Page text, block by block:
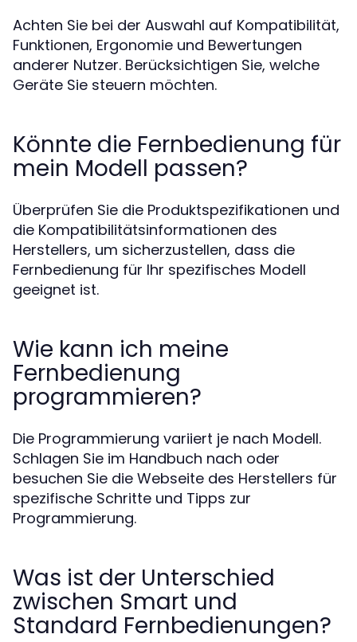
Achten Sie bei der Auswahl auf Kompatibilität,
Funktionen, Ergonomie und Bewertungen
anderer Nutzer. Berücksichtigen Sie, welche
Geräte Sie steuern möchten.
Könnte die Fernbedienung für
mein Modell passen?
Überprüfen Sie die Produktspezifikationen und
die Kompatibilitätsinformationen des
Herstellers, um sicherzustellen, dass die
Fernbedienung für Ihr spezifisches Modell
geeignet ist.
Wie kann ich meine
Fernbedienung
programmieren?
Die Programmierung variiert je nach Modell.
Schlagen Sie im Handbuch nach oder
besuchen Sie die Webseite des Herstellers für
spezifische Schritte und Tipps zur
Programmierung.
Was ist der Unterschied
zwischen Smart und
Standard Fernbedienungen?